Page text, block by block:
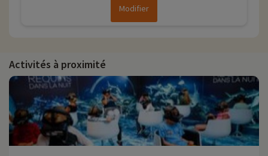
Modifier
Activités à proximité